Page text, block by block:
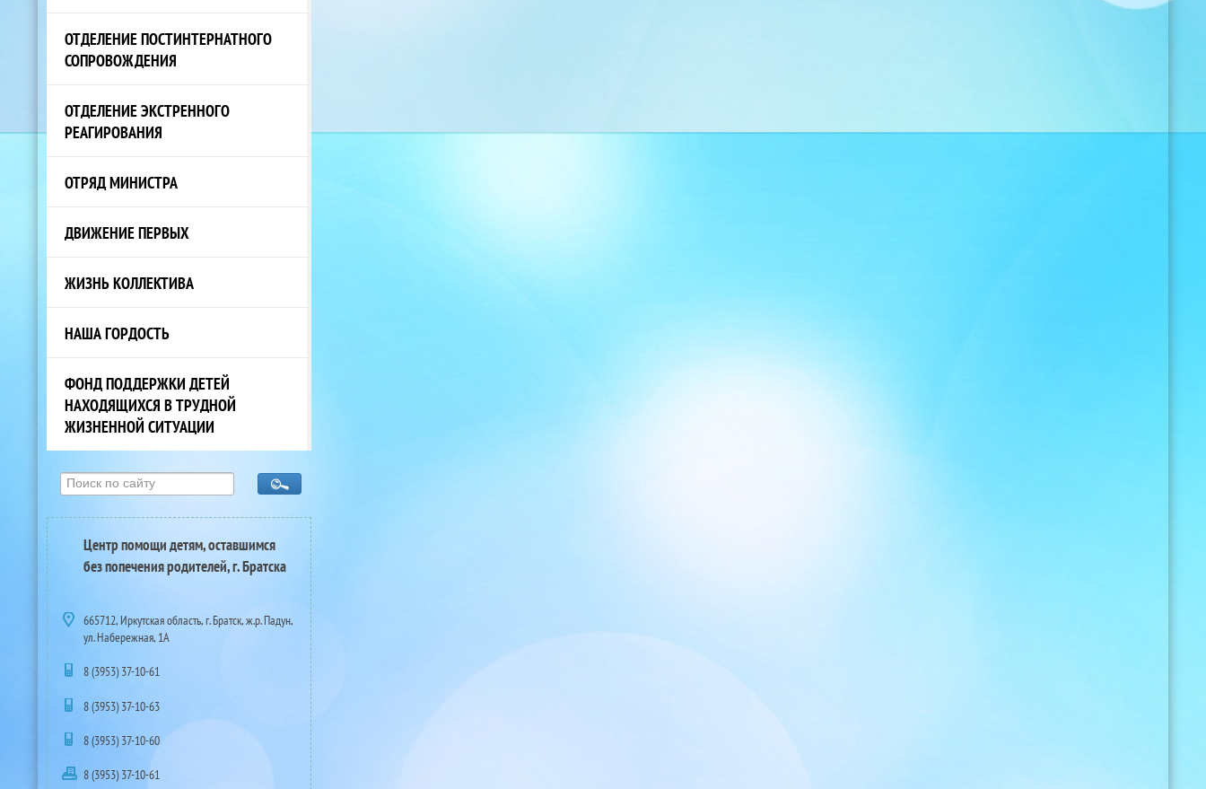
ОТДЕЛЕНИЕ ПОСТИНТЕРНАТНОГО
СОПРОВОЖДЕНИЯ
ОТДЕЛЕНИЕ ЭКСТРЕННОГО
РЕАГИРОВАНИЯ
ОТРЯД МИНИСТРА
ДВИЖЕНИЕ ПЕРВЫХ
ЖИЗНЬ КОЛЛЕКТИВА
НАША ГОРДОСТЬ
ФОНД ПОДДЕРЖКИ ДЕТЕЙ
НАХОДЯЩИХСЯ В ТРУДНОЙ
ЖИЗНЕННОЙ СИТУАЦИИ
Центр помощи детям, оставшимся
без попечения родителей, г. Братска
665712, Иркутская область, г. Братск, ж.р. Падун,
ул. Набережная, 1А
8 (3953) 37-10-61
8 (3953) 37-10-63
8 (3953) 37-10-60
8 (3953) 37-10-61